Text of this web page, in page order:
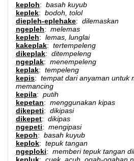
keploh: basah kuyub
keplek: bodoh, tolol
diepleh-eplehake: dilemaskan
ngepleh: melemas
kepleh: lemas, lunglai
kakeplak: tertempeleng
dikeplak: ditempeleng
ngeplak: menempeleng
keplak: tempeleng
kepis: tempat dari anyaman untuk
memancing
kepila: putih
kepetan: menggunakan kipas
dikepeti: dikipasi
dikepet: dikipas
ngepeti: mengipasi
kepoh: basah kuyub
keplok: tepuk tangan
ngeploki: memberi tepuk tangan